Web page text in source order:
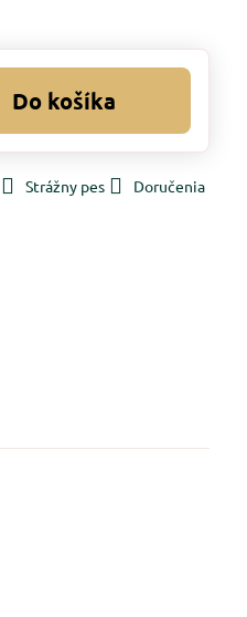
Do košíka
Strážny pes Doručenia